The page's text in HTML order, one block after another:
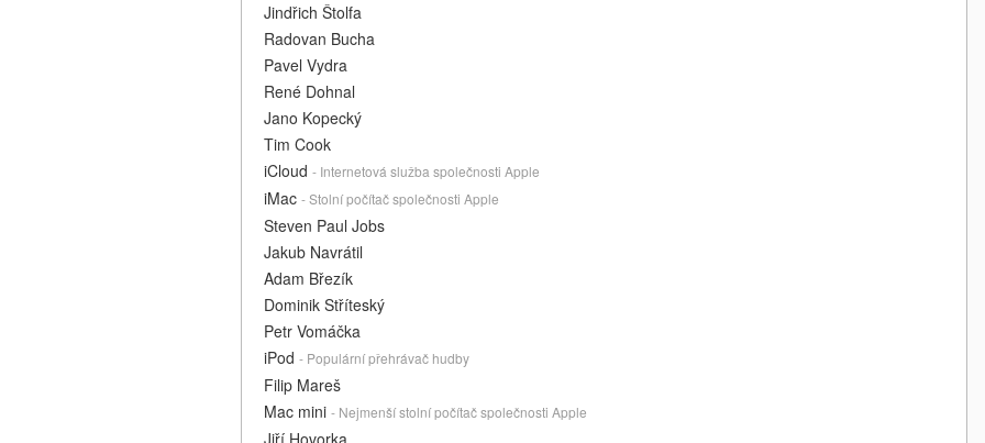
Jindřich Štolfa
Radovan Bucha
Pavel Vydra
René Dohnal
Jano Kopecký
Tim Cook
iCloud - Internetová služba společnosti Apple
iMac - Stolní počítač společnosti Apple
Steven Paul Jobs
Jakub Navrátil
Adam Březík
Dominik Stříteský
Petr Vomáčka
iPod - Populární přehrávač hudby
Filip Mareš
Mac mini - Nejmenší stolní počítač společnosti Apple
Jiří Hovorka